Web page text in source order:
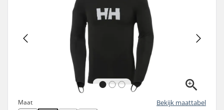
Maat Bekijk maattabel